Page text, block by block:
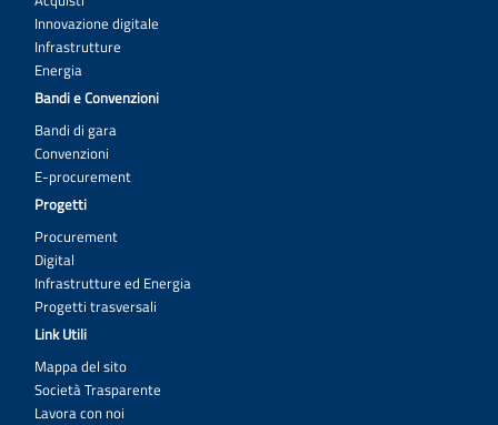
Prot_Par_0001378_del_26-01-2026_-
_Documento_Capitolato.pdf
Prot_Par_0001378_del_26-01-2026_-
_Documento_Determina_17.PDF
Prot_Par_0001378_del_26-01-2026_-
_Documento_Matrice_dei_rischi.pdf
Prot_Par_0001378_del_26-01-2026_-_Documento_PEF_-
_5_ANNI.pdf
FAQ N. 1 DEL 02.03.2026.pdf
AVVISO DI PROROGA.pdf
AVVISO DI PROROGA_07.04.pdf
Scarica tutti gli allegati
Innovazione digitale
Infrastrutture
Energia
Bandi e Convenzioni
Bandi di gara
Convenzioni
E-procurement
Progetti
Procurement
Digital
Infrastrutture ed Energia
Progetti trasversali
Link Utili
Mappa del sito
Società Trasparente
Lavora con noi